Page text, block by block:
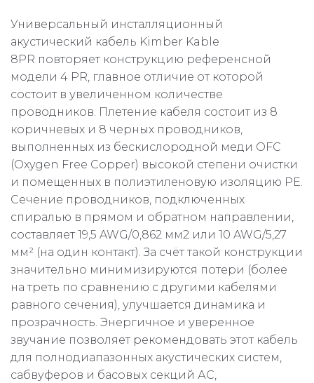
Универсальный инсталляционный
акустический кабель Kimber Kable
8PR повторяет конструкцию референсной
модели 4 PR, главное отличие от которой
состоит в увеличенном количестве
проводников. Плетение кабеля состоит из 8
коричневых и 8 черных проводников,
выполненных из бескислородной меди OFC
(Oxygen Free Copper) высокой степени очистки
и помещенных в полиэтиленовую изоляцию PE.
Сечение проводников, подключенных
спиралью в прямом и обратном направлении,
составляет 19,5 AWG/0,862 мм2 или 10 AWG/5,27
мм² (на один контакт). За счёт такой конструкции
значительно минимизируются потери (более
на треть по сравнению с другими кабелями
равного сечения), улучшается динамика и
прозрачность. Энергичное и уверенное
звучание позволяет рекомендовать этот кабель
для полнодиапазонных акустических систем,
сабвуферов и басовых секций АС,